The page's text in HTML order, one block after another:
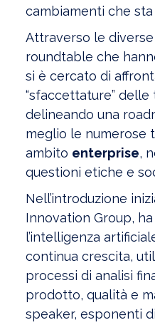
cambiamenti che
Attraverso le
roundtable che
si è cercato di
“sfaccettature” delle
delineando una
meglio le numerose
ambito enterprise,
questioni etiche e
Nell’introduzione
Innovation Group,
l’intelligenza
continua crescita,
processi di analisi
prodotto, qualità e
speaker, esponenti